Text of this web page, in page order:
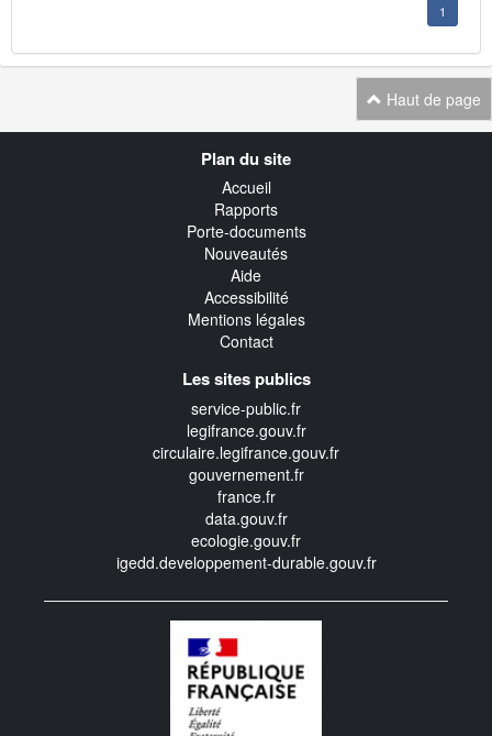
1
Haut de page
Plan du site
Accueil
Rapports
Porte-documents
Nouveautés
Aide
Accessibilité
Mentions légales
Contact
Les sites publics
service-public.fr
legifrance.gouv.fr
circulaire.legifrance.gouv.fr
gouvernement.fr
france.fr
data.gouv.fr
ecologie.gouv.fr
igedd.developpement-durable.gouv.fr